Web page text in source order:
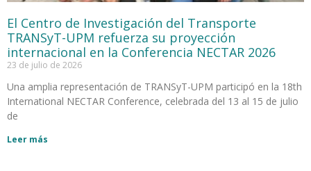
El Centro de Investigación del Transporte
TRANSyT-UPM refuerza su proyección
internacional en la Conferencia NECTAR 2026
23 de julio de 2026
Una amplia representación de TRANSyT-UPM participó en la 18th
International NECTAR Conference, celebrada del 13 al 15 de julio
de
Leer más